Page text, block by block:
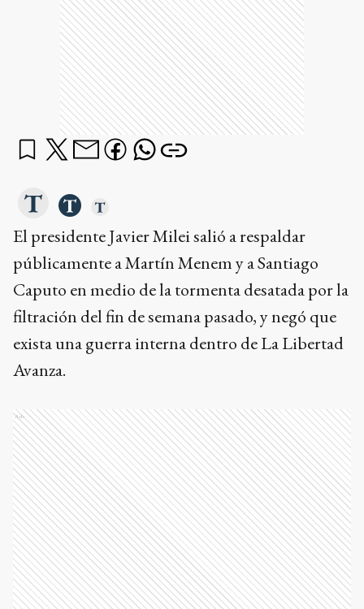
El presidente Javier Milei salió a respaldar
públicamente a Martín Menem y a Santiago
Caputo en medio de la tormenta desatada por la
filtración del fin de semana pasado, y negó que
exista una guerra interna dentro de La Libertad
Avanza.
Ads